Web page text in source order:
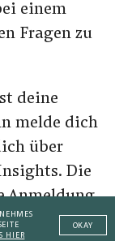
einem
Fragen zu
deine
melde dich
über
Die
Anmeldung
HIER
OKAY